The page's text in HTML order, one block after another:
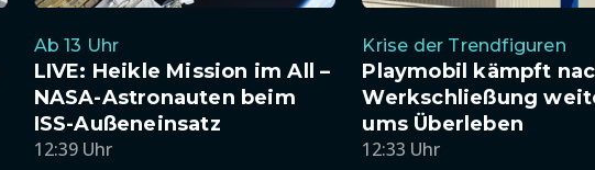
Ab 13 Uhr
LIVE: Heikle Mission im All –
NASA-Astronauten beim
ISS-Außeneinsatz
12:39 Uhr
Krise der Trendfiguren
Playmobil kämpft
Werkschließung
ums Überleben
12:33 Uhr